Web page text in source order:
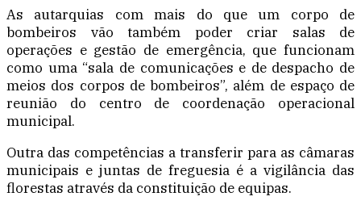
As autarquias com mais do que um corpo de
bombeiros vão também poder criar salas de
operações e gestão de emergência, que funcionam
como uma “sala de comunicações e de despacho de
meios dos corpos de bombeiros”, além de espaço de
reunião do centro de coordenação operacional
municipal.
Outra das competências a transferir para as câmaras
municipais e juntas de freguesia é a vigilância das
florestas através da constituição de equipas.